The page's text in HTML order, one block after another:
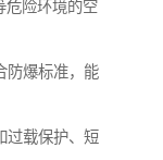
危险环境的空
防爆标准，能
过载保护、短